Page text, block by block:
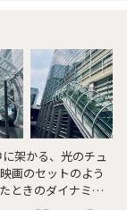
より人出は少な
美味しかった
🧅が入っています
、失敗を恐れずに
かる、光のチュ
画のセットのよう
ときのダイナミッ